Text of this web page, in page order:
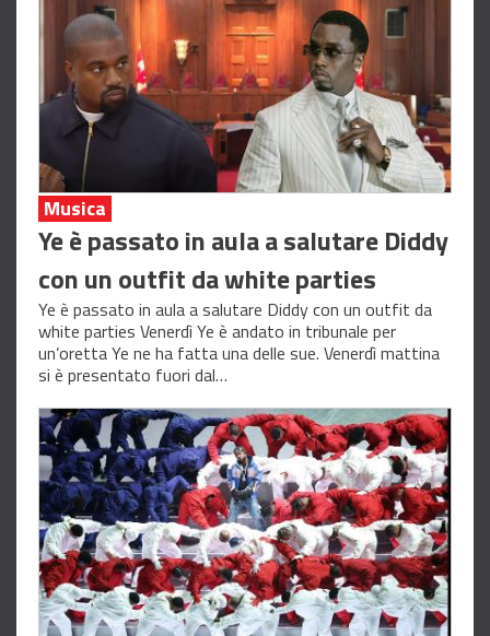
Musica
Ye è passato in aula a salutare Diddy
con un outfit da white parties
Ye è passato in aula a salutare Diddy con un outfit da
white parties Venerdì Ye è andato in tribunale per
un’oretta Ye ne ha fatta una delle sue. Venerdì mattina
si è presentato fuori dal…